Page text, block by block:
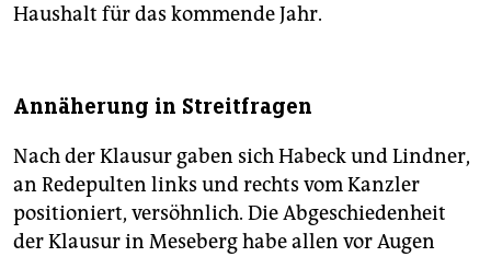
Haushalt für das kommende Jahr.
Annäherung in Streitfragen
Nach der Klausur gaben sich Habeck und Lindner,
an Redepulten links und rechts vom Kanzler
positioniert, versöhnlich. Die Abgeschiedenheit
der Klausur in Meseberg habe allen vor Augen